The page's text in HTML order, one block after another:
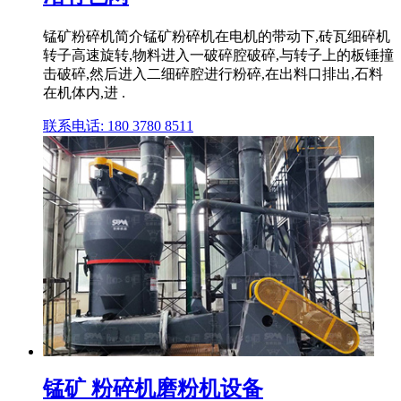
锰矿粉碎机简介锰矿粉碎机在电机的带动下,砖瓦细碎机
转子高速旋转,物料进入一破碎腔破碎,与转子上的板锤撞
击破碎,然后进入二细碎腔进行粉碎,在出料口排出,石料
在机体内,进 .
联系电话: 180 3780 8511
锰矿 粉碎机磨粉机设备